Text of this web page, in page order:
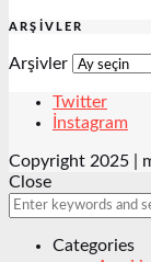
ARŞIVLER
Arşivler
Twitter
İnstagram
Copyright 2025 |
Close
Categories